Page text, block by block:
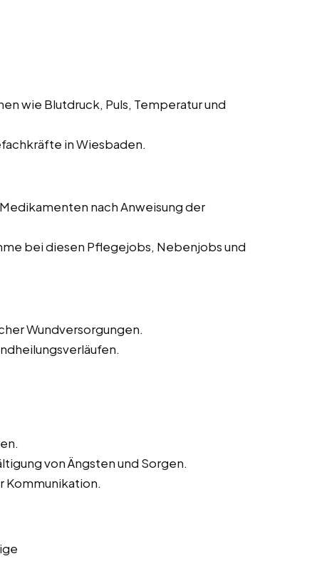
wie Blutdruck, Puls, Temperatur und
in Wiesbaden.
nach Anweisung der
bei diesen Pflegejobs, Nebenjobs und
Wundversorgungen.
von Ängsten und Sorgen.
Kommunikation.